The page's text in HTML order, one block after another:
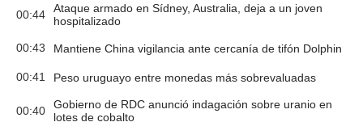
00:44
Ataque armado en Sídney, Australia, deja a un joven
hospitalizado
00:43 Mantiene China vigilancia ante cercanía de tifón Dolphin
00:41 Peso uruguayo entre monedas más sobrevaluadas
00:40
Gobierno de RDC anunció indagación sobre uranio en
lotes de cobalto